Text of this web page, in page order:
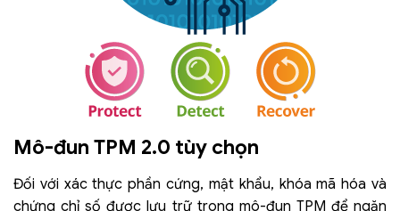
Mô-đun TPM 2.0 tùy chọn
Đối với xác thực phần cứng, mật khẩu, khóa mã hóa và
chứng chỉ số được lưu trữ trong mô-đun TPM để ngăn